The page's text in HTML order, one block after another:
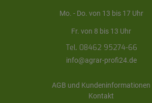
Mo. - Do. von 13 bis 17 Uhr
Fr. von 8 bis 13 Uhr
Tel. 08462 95274-66
info@agrar-profi24.de
AGB und Kundeninformationen
Kontakt